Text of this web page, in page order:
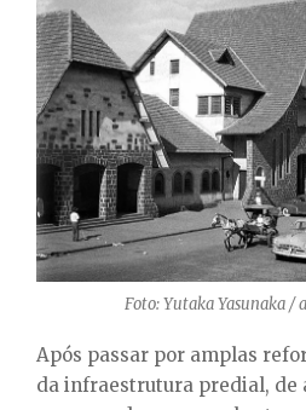
Foto: Yutaka Yasunaka /
Após passar por amplas
da infraestrutura predial, de